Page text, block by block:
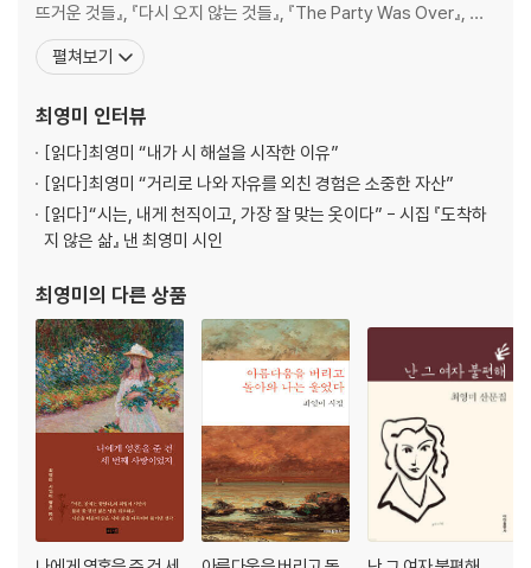
뜨거운 것들』, 『다시 오지 않는 것들』, 『The Party Was Over』, 장
편소설 『흉터와 무늬』, 『청동정원』, 산문집 『시대의 우울: 최영미의
유럽일기』, 『우연히 내 일기를 엿보게 될 사람에게』, 『화가의 우연한
펼쳐보기
최영미 인터뷰
[읽다]최영미 “내가 시 해설을 시작한 이유”
[읽다]최영미 “거리로 나와 자유를 외친 경험은 소중한 자산”
[읽다]“시는, 내게 천직이고, 가장 잘 맞는 옷이다” - 시집 『도착하
지 않은 삶』 낸 최영미 시인
최영미 의 다른 상품